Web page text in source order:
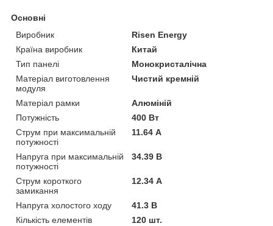
Основні
Виробник
Risen Energy
Країна виробник
Китай
Тип панелі
Монокристалічна
Матеріал виготовлення
модуля
Чистий кремній
Матеріал рамки
Алюміній
Потужність
400 Вт
Струм при максимальній
потужності
11.64 А
Напруга при максимальній
потужності
34.39 В
Струм короткого
замикання
12.34 А
Напруга холостого ходу
41.3 В
Кількість елементів
120 шт.